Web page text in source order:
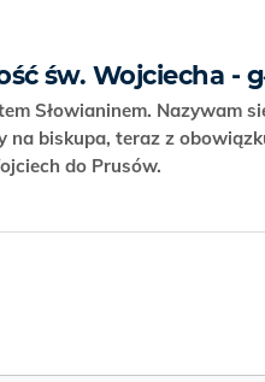
św. Wojciecha -
Słowianinem. Nazywam
na biskupa, teraz z
do Prusów.